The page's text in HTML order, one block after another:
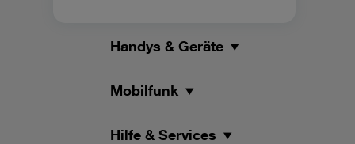
Handys & Geräte
Mobilfunk
Hilfe & Services